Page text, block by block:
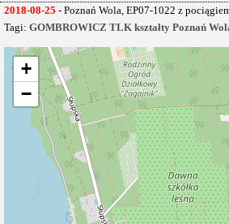
2018-08-25 - Poznań Wola, EP07-1022 z
Tagi: GOMBROWICZ TLK kształty Poznań
+
−